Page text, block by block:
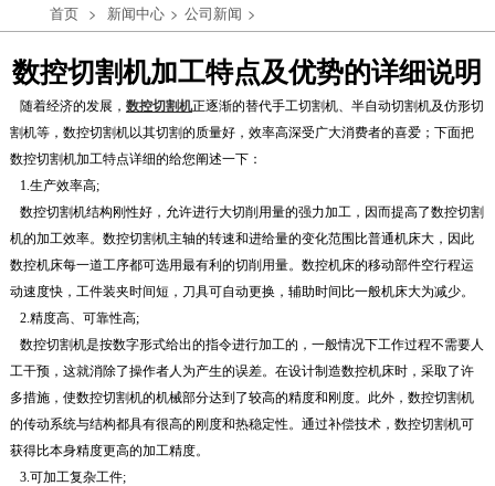
首页 > 新闻中心 > 公司新闻 >
数控切割机加工特点及优势的详细说明
随着经济的发展， 数控切割机正逐渐的替代手工切割机、半自动切割机及仿形切
割机等，数控切割机以其切割的质量好，效率高深受广大消费者的喜爱；下面把
数控切割机加工特点详细的给您阐述一下：
1.生产效率高;
数控切割机结构刚性好，允许进行大切削用量的强力加工，因而提高了数控切割
机的加工效率。数控切割机主轴的转速和进给量的变化范围比普通机床大，因此
数控机床每一道工序都可选用最有利的切削用量。数控机床的移动部件空行程运
动速度快，工件装夹时间短，刀具可自动更换，辅助时间比一般机床大为减少。
2.精度高、可靠性高;
数控切割机是按数字形式给出的指令进行加工的，一般情况下工作过程不需要人
工干预，这就消除了操作者人为产生的误差。在设计制造数控机床时，采取了许
多措施，使数控切割机的机械部分达到了较高的精度和刚度。此外，数控切割机
的传动系统与结构都具有很高的刚度和热稳定性。通过补偿技术，数控切割机可
获得比本身精度更高的加工精度。
3.可加工复杂工件;